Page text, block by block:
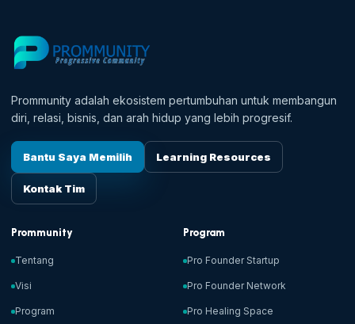
Prommunity adalah ekosistem pertumbuhan untuk membangun
diri, relasi, bisnis, dan arah hidup yang lebih progresif.
Bantu Saya Memilih Learning Resources
Kontak Tim
Prommunity
Tentang
Visi
Program
Program
Pro Founder Startup
Pro Founder Network
Pro Healing Space